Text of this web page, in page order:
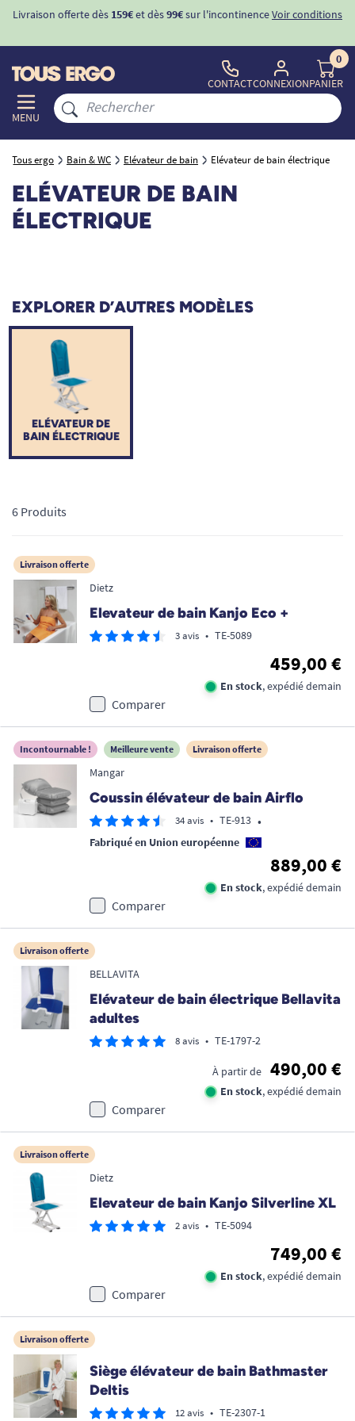
Livraison offerte dès 159€et dès99€sur l'incontinenceVoir conditions
MENU
CONTACTCONNEXION
0
PANIER
Tous ergo Bain & WC Elévateur de bain Elévateur de bain électrique
ELÉVATEUR DE BAIN
ÉLECTRIQUE
EXPLORER D’AUTRES MODÈLES
ELÉVATEUR DE
BAIN ÉLECTRIQUE
6 Produits
Livraison offerte
Dietz
Elevateur de bain Kanjo Eco +
3 avis • TE-5089
459,00 €
En stock, expédié demain
Comparer
Incontournable ! Meilleure vente Livraison offerte
Mangar
Coussin élévateur de bain Airflo
34 avis • TE-913 •
Fabriqué en Union européenne
889,00 €
En stock, expédié demain
Comparer
Livraison offerte
BELLAVITA
Elévateur de bain électrique Bellavita
adultes
8 avis • TE-1797-2
À partir de 490,00 €
En stock, expédié demain
Comparer
Livraison offerte
Dietz
Elevateur de bain Kanjo Silverline XL
2 avis • TE-5094
749,00 €
En stock, expédié demain
Comparer
Livraison offerte
Siège élévateur de bain Bathmaster
Deltis
12 avis • TE-2307-1